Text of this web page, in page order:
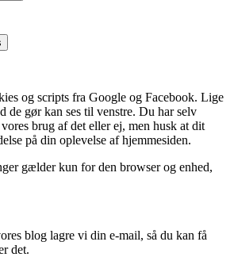
og scripts fra Google og Facebook. Lige
de gør kan ses til venstre. Du har selv
brug af det eller ej, men husk at dit
på din oplevelse af hjemmesiden.
gælder kun for den browser og enhed,
blog lagre vi din e-mail, så du kan få
det.